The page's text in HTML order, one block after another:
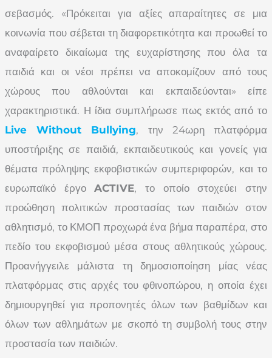
σεβασμός. «Πρόκειται για αξίες απαραίτητες σε μια
κοινωνία που σέβεται τη διαφορετικότητα και προωθεί το
αναφαίρετο δικαίωμα της ευχαρίστησης που όλα τα
παιδιά και οι νέοι πρέπει να αποκομίζουν από τους
χώρους που αθλούνται και εκπαιδεύονται» είπε
χαρακτηριστικά. Η ίδια συμπλήρωσε πως εκτός από το
Live Without Bullying, την 24ωρη πλατφόρμα
υποστήριξης σε παιδιά, εκπαιδευτικούς και γονείς για
θέματα πρόληψης εκφοβιστικών συμπεριφορών, και το
ευρωπαϊκό έργοACTIVE, το οποίο στοχεύει στην
προώθηση πολιτικών προστασίας των παιδιών στον
αθλητισμό, το ΚΜΟΠ προχωρά ένα βήμα παραπέρα, στο
πεδίο του εκφοβισμού μέσα στους αθλητικούς χώρους.
Προανήγγειλε μάλιστα τη δημοσιοποίηση μίας νέας
πλατφόρμας στις αρχές του φθινοπώρου, η οποία έχει
δημιουργηθεί για προπονητές όλων των βαθμίδων και
όλων των αθλημάτων με σκοπό τη συμβολή τους στην
προστασία των παιδιών.